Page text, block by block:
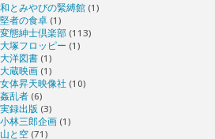
和とみやびの緊縛館 (1)
堅者の食卓 (1)
変態紳士倶楽部 (113)
大塚フロッピー (1)
大洋図書 (1)
大蔵映画 (1)
女体昇天映像社 (10)
姦乱者 (6)
実録出版 (3)
小林三郎企画 (1)
山と空 (71)